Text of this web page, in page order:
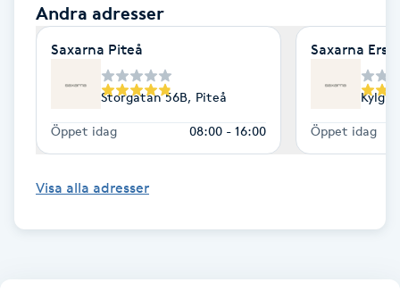
Hyperhidros
Hårborttagning
Hårbottenbehandling
Hårförlängning
Andra adresser
Saxarna Piteå
Storgatan 56B, Piteå
Öppet idag 08:00 - 16:00
Saxarna
Öppet idag
Visa alla adresser